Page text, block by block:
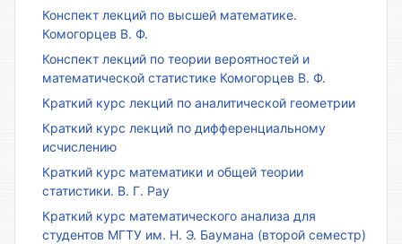
Конспект лекций по высшей математике.
Комогорцев В. Ф.
Конспект лекций по теории вероятностей и
математической статистике Комогорцев В. Ф.
Краткий курс лекций по аналитической геометрии
Краткий курс лекций по дифференциальному
исчислению
Краткий курс математики и общей теории
статистики. В. Г. Рау
Краткий курс математического анализа для
студентов МГТУ им. Н. Э. Баумана (второй семестр)